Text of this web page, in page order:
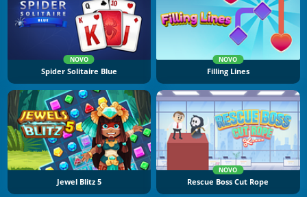
NOVO
Spider Solitaire Blue
NOVO
Filling Lines
Jewel Blitz 5
NOVO
Rescue Boss Cut Rope